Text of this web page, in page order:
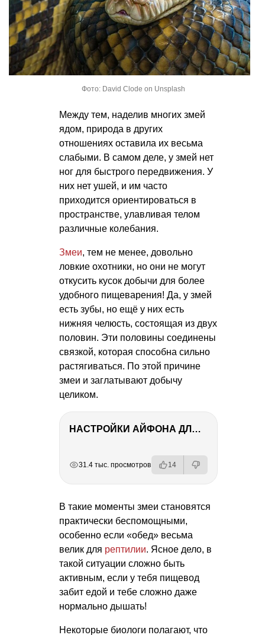
Фото: David Clode on Unsplash
Между тем, наделив многих змей
ядом, природа в других
отношениях оставила их весьма
слабыми. В самом деле, у змей нет
ног для быстрого передвижения. У
них нет ушей, и им часто
приходится ориентироваться в
пространстве, улавливая телом
различные колебания.
Змеи, тем не менее, довольно
ловкие охотники, но они не могут
откусить кусок добычи для более
удобного пищеварения! Да, у змей
есть зубы, но ещё у них есть
нижняя челюсть, состоящая из двух
половин. Эти половины соединены
связкой, которая способна сильно
растягиваться. По этой причине
змеи и заглатывают добычу
целиком.
НАСТРОЙКИ АЙФОНА ДЛЯ ФОТО И ВИДЕО
31.4 тыс. просмотров 14
В такие моменты змеи становятся
практически беспомощными,
особенно если «обед» весьма
велик для рептилии. Ясное дело, в
такой ситуации сложно быть
активным, если у тебя пищевод
забит едой и тебе сложно даже
нормально дышать!
Некоторые биологи полагают, что